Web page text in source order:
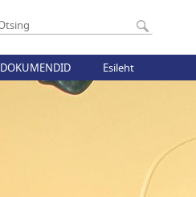
DOKUMENDID Esileht